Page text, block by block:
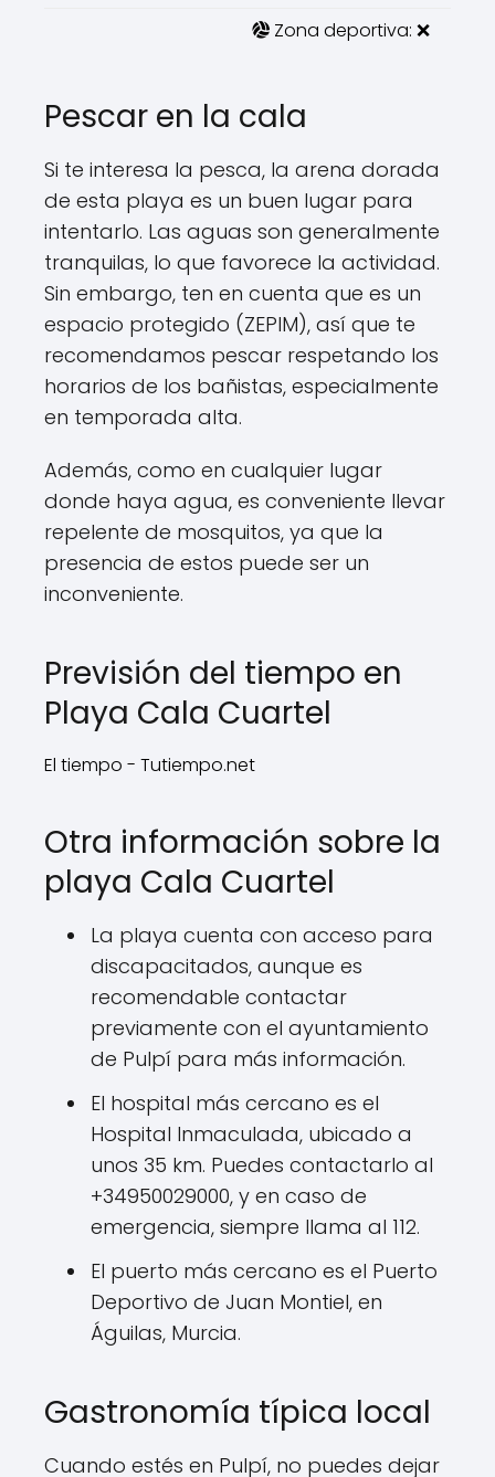
Zona deportiva: ❌
Pescar en la cala
Si te interesa la pesca, la arena dorada
de esta playa es un buen lugar para
intentarlo. Las aguas son generalmente
tranquilas, lo que favorece la actividad.
Sin embargo, ten en cuenta que es un
espacio protegido (ZEPIM), así que te
recomendamos pescar respetando los
horarios de los bañistas, especialmente
en temporada alta.
Además, como en cualquier lugar
donde haya agua, es conveniente llevar
repelente de mosquitos, ya que la
presencia de estos puede ser un
inconveniente.
Previsión del tiempo en
Playa Cala Cuartel
El tiempo - Tutiempo.net
Otra información sobre la
playa Cala Cuartel
La playa cuenta con acceso para
discapacitados, aunque es
recomendable contactar
previamente con el ayuntamiento
de Pulpí para más información.
El hospital más cercano es el
Hospital Inmaculada, ubicado a
unos 35 km. Puedes contactarlo al
+34950029000, y en caso de
emergencia, siempre llama al 112.
El puerto más cercano es el Puerto
Deportivo de Juan Montiel, en
Águilas, Murcia.
Gastronomía típica local
Cuando estés en Pulpí, no puedes dejar